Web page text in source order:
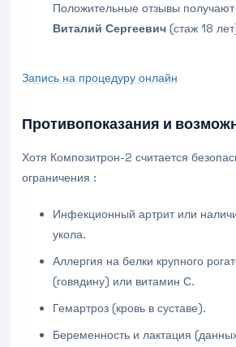
Положительные отзывы
Виталий Сергеевич (стаж 18
Запись на процедуру онлайн
Противопоказания и
Хотя Композитрон-2 считается
ограничения :
Инфекционный артрит или
укола.
Аллергия на белки крупного
(говядину) или витамин С.
Гемартроз (кровь в суставе).
Беременность и лактация